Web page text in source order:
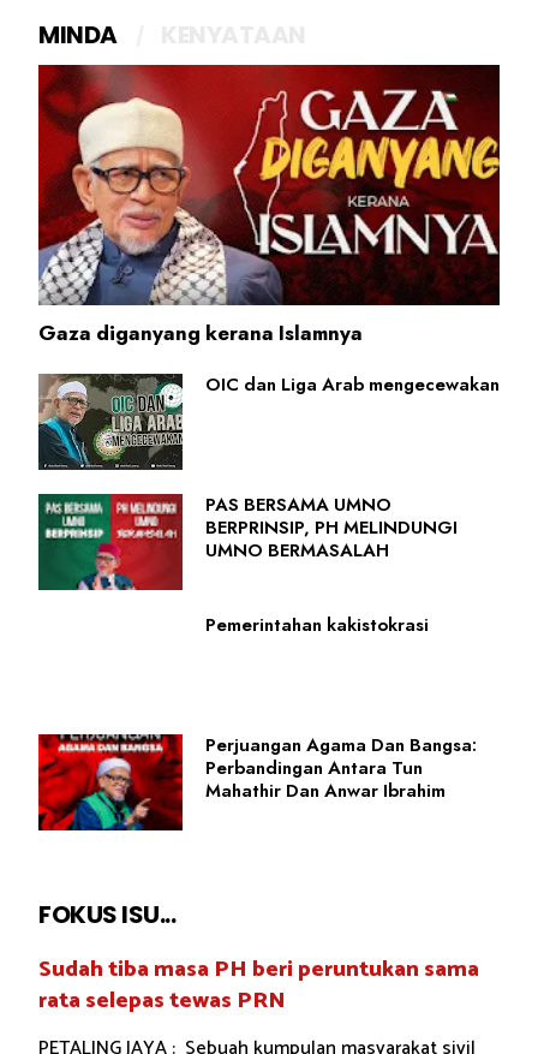
MINDA
Gaza diganyang kerana Islamnya
OIC dan Liga Arab mengecewakan
PAS BERSAMA UMNO
BERPRINSIP, PH MELINDUNGI
UMNO BERMASALAH
Pemerintahan kakistokrasi
Perjuangan Agama Dan Bangsa:
Perbandingan Antara Tun
Mahathir Dan Anwar Ibrahim
FOKUS ISU...
Sudah tiba masa PH beri peruntukan sama
rata selepas tewas PRN